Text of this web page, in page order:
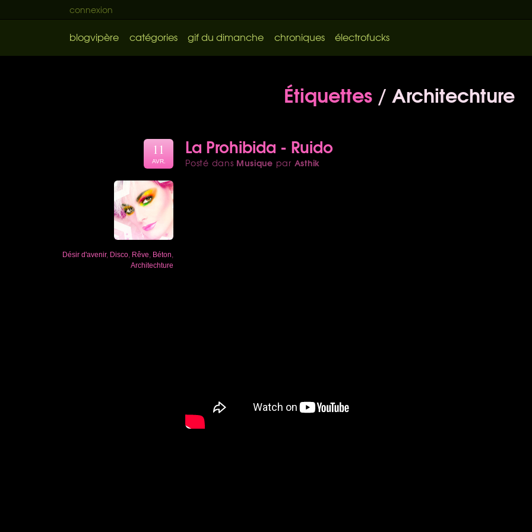
connexion
blogvipère catégories gif du dimanche chroniques électrofucks
Étiquettes/ Architechture
La Prohibida - Ruido
Posté dans Musique par Asthik
11
AVR.
Désir d'avenir, Disco Rêve Béton
Architechture